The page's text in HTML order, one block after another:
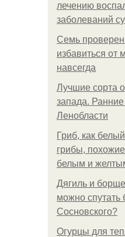
лечению
заболеваний
Семь
избавиться
навсегда
Лучшие сорта
запада.
Ленобласти
Гриб, как
грибы,
белым и
Дягиль и
можно спутать
Сосновского?
Огурцы для